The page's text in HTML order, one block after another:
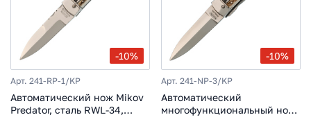
-10%
Арт. 241-RP-1/KP
Автоматический нож Mikov
Predator, сталь RWL-34,
-10%
Арт. 241-NP-3/KP
Автоматический
многофункциональный нож